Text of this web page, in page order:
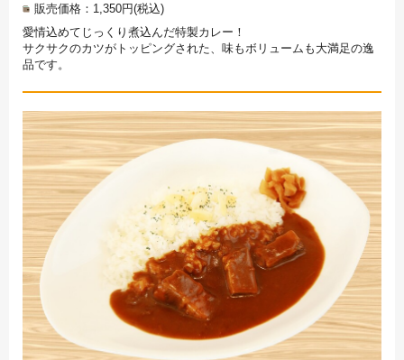
販売価格
1,350円(税込)
愛情込めてじっくり煮込んだ特製カレー！
サクサクのカツがトッピングされた、味もボリュームも大満足の逸
品です。